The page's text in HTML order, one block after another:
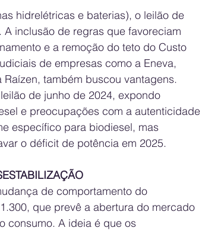
hidrelétricas e baterias), o leilão de
inclusão de regras que favoreciam
e a remoção do teto do Custo
de empresas como a Eneva,
também buscou vantagens.
de junho de 2024, expondo
e preocupações com a autenticidade
específico para biodiesel, mas
o déficit de potência em 2025.
de comportamento do
que prevê a abertura do mercado
consumo. A ideia é que os